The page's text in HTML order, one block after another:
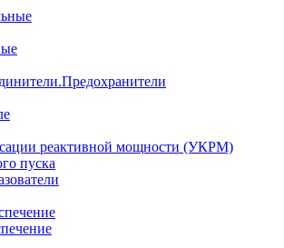
реактивной мощности (УКРМ)
пуска